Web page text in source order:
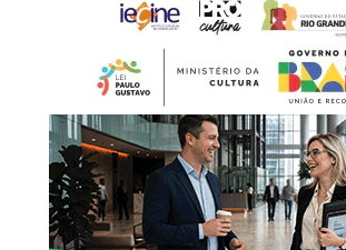
desenvolvimento da
cidade. É por meio do
trabalho que
a economia,
justiça social e
caminhos para novas
oportunidades.